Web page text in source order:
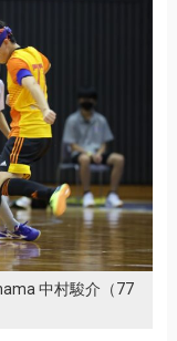
中村駿介（77